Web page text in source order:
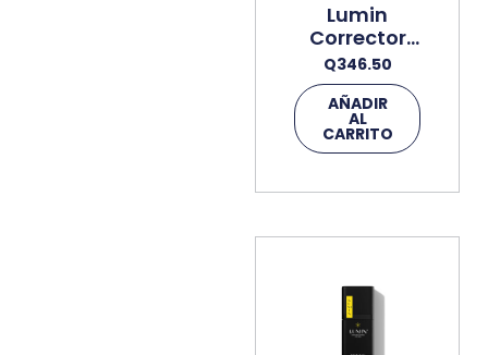
Lumin
Corrector
Instantaneo
De Ojeras
20ml Crema
Q346.50
AÑADIR
AL
CARRITO